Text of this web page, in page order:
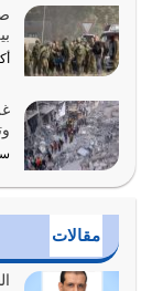
يوليو 26, 2026
أراد الله لهذه
بالأمر
يوليو 25, 2026
الدين الذي شرعه
أي أمة تتفرق
أمة عاجزة
مقالات